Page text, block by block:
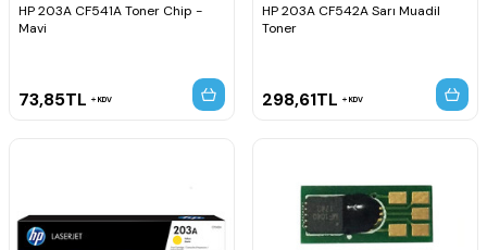
HP 203A CF541A Toner Chip -
Mavi
73,85TL KDV
HP 203A CF542A Sarı Muadil
Toner
298,61TL KDV